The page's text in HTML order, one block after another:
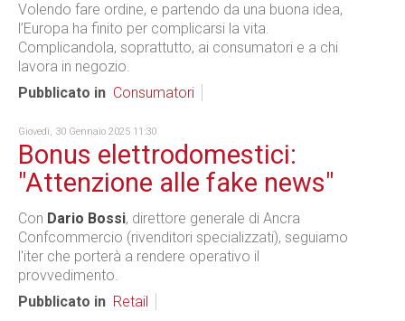
Volendo fare ordine, e partendo da una buona idea,
l’Europa ha finito per complicarsi la vita.
Complicandola, soprattutto, ai consumatori e a chi
lavora in negozio.
Pubblicato in Consumatori
Giovedì, 30 Gennaio 2025 11:30
Bonus elettrodomestici:
"Attenzione alle fake news"
Con Dario Bossi, direttore generale di Ancra
Confcommercio (rivenditori specializzati), seguiamo
l'iter che porterà a rendere operativo il
provvedimento.
Pubblicato in Retail